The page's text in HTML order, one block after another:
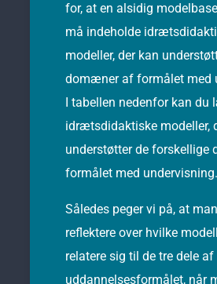
for, at en alsidig
må indeholde
modeller, der kan
domæner af formålet med
I tabellen nedenfor kan
idrætsdidaktiske modeller,
understøtter de forskellige
formålet med undervisning.
Således peger vi på, at
reflektere over hvilke
relatere sig til de tre dele af
uddannelsesformålet, når